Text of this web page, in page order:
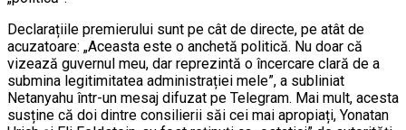
Declarațiile premierului sunt pe cât de directe, pe atât de
acuzatoare: „Aceasta este o anchetă politică. Nu doar că
vizează guvernul meu, dar reprezintă o încercare clară de a
submina legitimitatea administrației mele”, a subliniat
Netanyahu într-un mesaj difuzat pe Telegram. Mai mult, acesta
susține că doi dintre consilierii săi cei mai apropiați, Yonatan